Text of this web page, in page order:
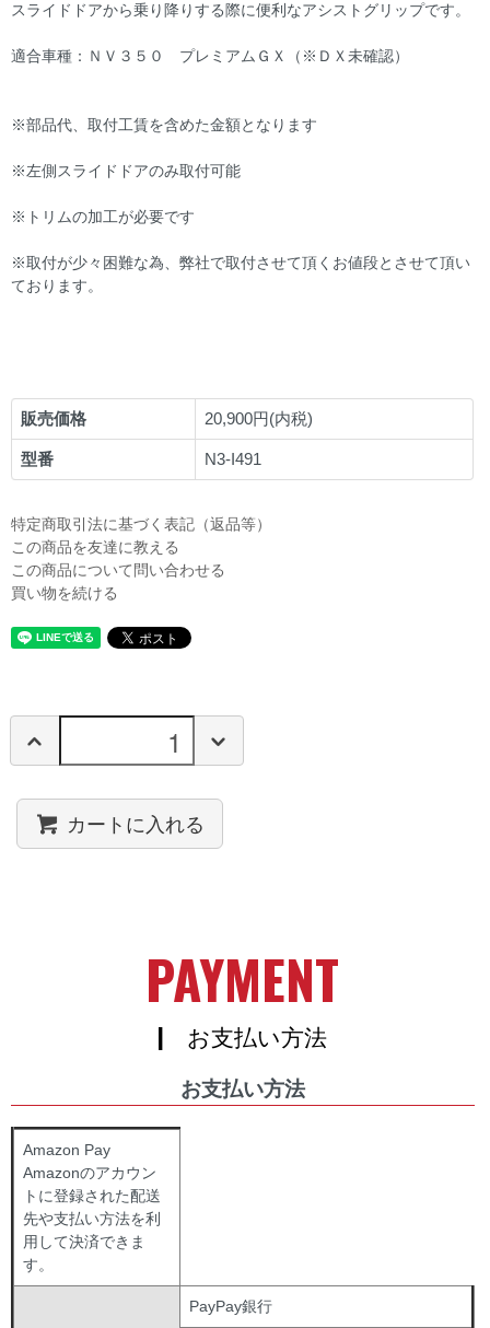
スライドドアから乗り降りする際に便利なアシストグリップです。
適合車種：ＮＶ３５０ プレミアムＧＸ（※ＤＸ未確認）
※部品代、取付工賃を含めた金額となります
※左側スライドドアのみ取付可能
※トリムの加工が必要です
※取付が少々困難な為、弊社で取付させて頂くお値段とさせて頂い
ております。
販売価格 20,900円(内税)
型番 N3-I491
特定商取引法に基づく表記（返品等）
この商品を友達に教える
この商品について問い合わせる
買い物を続ける
カートに入れる
PAYMENT
| お支払い方法
お支払い方法
Amazon Pay
Amazonのアカウン
トに登録された配送
先や支払い方法を利
用して決済できま
す。
PayPay銀行